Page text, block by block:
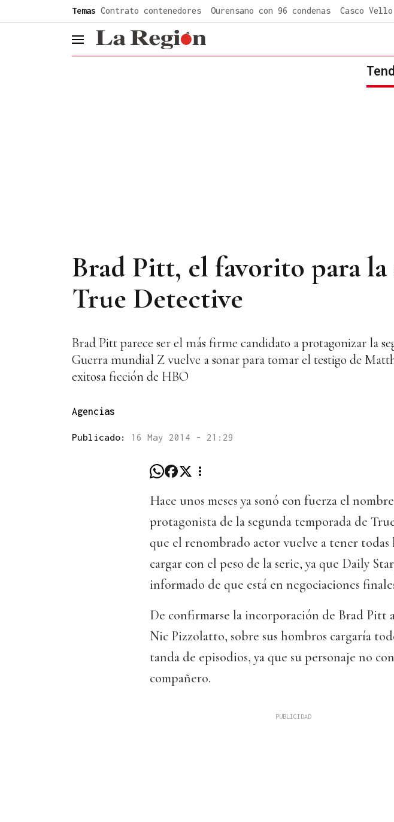
Temas Contrato contenedores Ourensano con 96 condenas Casco Vello
header.menu.open
Brad Pitt, el favorito para la
True Detective
Brad Pitt parece ser el más firme candidato a protagonizar la
Guerra mundial Z vuelve a sonar para tomar el testigo de
exitosa ficción de HBO
Agencias
Publicado: 16 May 2014 - 21:29
Hace unos meses ya sonó con fuerza el
protagonista de la segunda temporada de
que el renombrado actor vuelve a tener todas
cargar con el peso de la serie, ya que Daily
informado de que está en negociaciones
De confirmarse la incorporación de Brad Pitt
Nic Pizzolatto, sobre sus hombros cargaría
tanda de episodios, ya que su personaje no
compañero.